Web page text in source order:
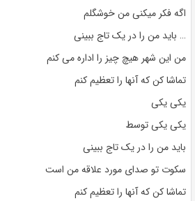
اگه فکر میکنی من خوشگلم
… باید من را در یک تاج ببینی
من این شهر هیچ چیز را اداره می کنم
تماشا کن که آنها را تعظیم کنم
یکی یکی
یکی یکی توسط
باید من را در یک تاج ببینی
سکوت تو صدای مورد علاقه من است
تماشا کن که آنها را تعظیم کنم